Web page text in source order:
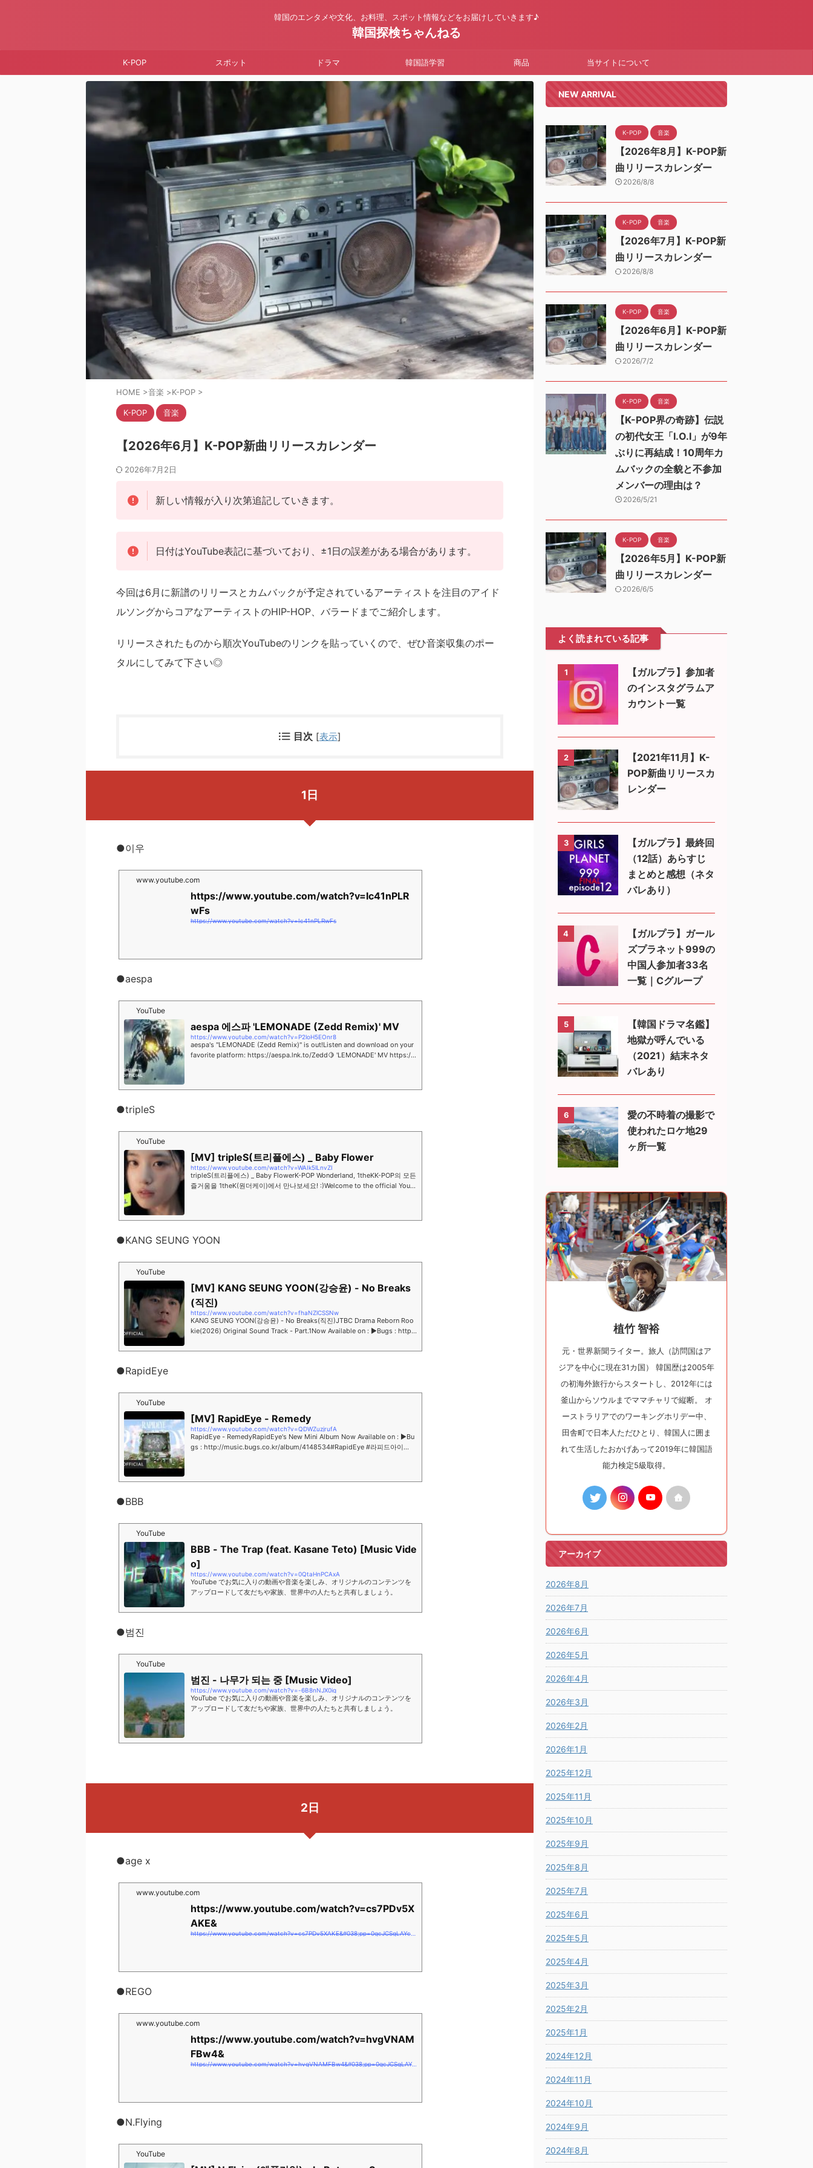
韓国のエンタメや文化、お料理、スポット情報などをお届けしていきます♪
韓国探検ちゃんねる
K-POP スポット ドラマ 韓国語学習 商品 当サイトについて
HOME >音楽 >K-POP >
K-POP 音楽
【2026年6月】K-POP新曲リリースカレンダー
2026年7月2日
新しい情報が入り次第追記していきます。
日付はYouTube表記に基づいており、±1日の誤差がある場合があります。
今回は6月に新譜のリリースとカムバックが予定されているアーティストを注目のアイド
ルソングからコアなアーティストのHIP-HOP、バラードまでご紹介します。
リリースされたものから順次YouTubeのリンクを貼っていくので、ぜひ音楽収集のポー
タルにしてみて下さい◎
目次 [表示]
1日
●이우
www.youtube.com
https://www.youtube.com/watch?v=Ic41nPLR
wFs
https://www.youtube.com/watch?v=Ic41nPLRwFs
●aespa
YouTube
aespa 에스파 'LEMONADE (Zedd Remix)' MV
https://www.youtube.com/watch?v=P2loH5EOnr8
aespa's "LEMONADE (Zedd Remix)" is out!Listen and download on your
favorite platform: https://aespa.lnk.to/Zedd🍋 'LEMONADE' MV https://y
●tripleS
YouTube
[MV] tripleS(트리플에스) _ Baby Flower
https://www.youtube.com/watch?v=WAIk5lLnvZI
tripleS(트리플에스) _ Baby FlowerK-POP Wonderland, 1theKK-POP의 모든
즐거움을 1theK(원더케이)에서 만나보세요! :)Welcome to the official YouTu
●KANG SEUNG YOON
YouTube
[MV] KANG SEUNG YOON(강승윤) - No Breaks
(직진)
https://www.youtube.com/watch?v=fhaNZlCSSNw
KANG SEUNG YOON(강승윤) - No Breaks(직진)JTBC Drama Reborn Roo
kie(2026) Original Sound Track - Part.1Now Available on : ▶Bugs : http
●RapidEye
YouTube
[MV] RapidEye - Remedy
https://www.youtube.com/watch?v=QDWZuzjrufA
RapidEye - RemedyRapidEye's New Mini Album Now Available on : ▶Bu
gs : http://music.bugs.co.kr/album/4148534#RapidEye #라피드아이...
●BBB
YouTube
BBB - The Trap (feat. Kasane Teto) [Music Vide
o]
https://www.youtube.com/watch?v=0QtaHnPCAxA
YouTube でお気に入りの動画や音楽を楽しみ、オリジナルのコンテンツを
アップロードして友だちや家族、世界中の人たちと共有しましょう。
●범진
YouTube
범진 - 나무가 되는 중 [Music Video]
https://www.youtube.com/watch?v=-6B8nNJX0ig
YouTube でお気に入りの動画や音楽を楽しみ、オリジナルのコンテンツを
アップロードして友だちや家族、世界中の人たちと共有しましょう。
2日
●age x
www.youtube.com
https://www.youtube.com/watch?v=cs7PDv5X
AKE&
●REGO
www.youtube.com
https://www.youtube.com/watch?v=hvgVNAM
FBw4&
●N.Flying
YouTube
NEW ARRIVAL
K-POP 音楽
【2026年8月】K-POP新
曲リリースカレンダー
2026/8/8
K-POP 音楽
【2026年7月】K-POP新
曲リリースカレンダー
2026/8/8
K-POP 音楽
【2026年6月】K-POP新
曲リリースカレンダー
2026/7/2
K-POP 音楽
【K-POP界の奇跡】伝説
の初代女王「I.O.I」が9年
ぶりに再結成！10周年カ
ムバックの全貌と不参加
メンバーの理由は？
2026/5/21
K-POP 音楽
【2026年5月】K-POP新
曲リリースカレンダー
2026/6/5
よく読まれている記事
1
【ガルプラ】参加者
のインスタグラムア
カウント一覧
2
【2021年11月】K-
POP新曲リリースカ
レンダー
3
【ガルプラ】最終回
（12話）あらすじ
まとめと感想（ネタ
バレあり）
4
【ガルプラ】ガール
ズプラネット999の
中国人参加者33名
一覧｜Cグループ
5
【韓国ドラマ名鑑】
地獄が呼んでいる
（2021）結末ネタ
バレあり
6
愛の不時着の撮影で
使われたロケ地29
ヶ所一覧
植竹 智裕
元・世界新聞ライター。旅人（訪問国はア
ジアを中心に現在31カ国） 韓国歴は2005年
の初海外旅行からスタートし、2012年には
釜山からソウルまでママチャリで縦断。 オ
ーストラリアでのワーキングホリデー中、
田舎町で日本人ただひとり、韓国人に囲ま
れて生活したおかげあって2019年に韓国語
能力検定5級取得。
アーカイブ
2026年8月
2026年7月
2026年6月
2026年5月
2026年4月
2026年3月
2026年2月
2026年1月
2025年12月
2025年11月
2025年10月
2025年9月
2025年8月
2025年7月
2025年6月
2025年5月
2025年4月
2025年3月
2025年2月
2025年1月
2024年12月
2024年11月
2024年10月
2024年9月
2024年8月